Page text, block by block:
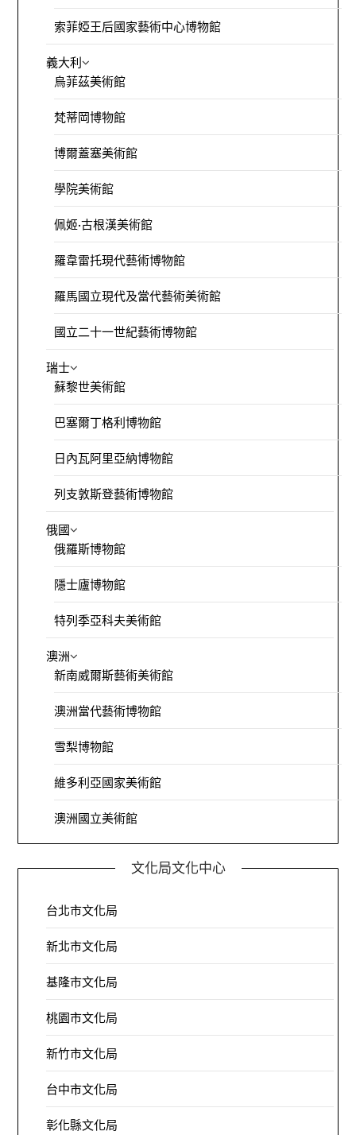
索菲婭王后國家藝術中心博物館
義大利
烏菲茲美術館
梵蒂岡博物館
博爾蓋塞美術館
學院美術館
佩姬·古根漢美術館
羅韋雷托現代藝術博物館
羅馬國立現代及當代藝術美術館
國立二十一世紀藝術博物館
瑞士
蘇黎世美術館
巴塞爾丁格利博物館
日內瓦阿里亞納博物館
列支敦斯登藝術博物館
俄國
俄羅斯博物館
隱士廬博物館
特列季亞科夫美術館
澳洲
新南威爾斯藝術美術館
澳洲當代藝術博物館
雪梨博物館
維多利亞國家美術館
澳洲國立美術館
文化局文化中心
台北市文化局
新北市文化局
基隆市文化局
桃園市文化局
新竹市文化局
台中市文化局
彰化縣文化局